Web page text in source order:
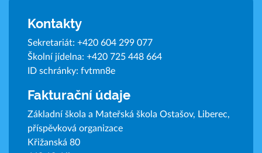
Kontakty
Sekretariát: +420 604 299 077
Školní jídelna: +420 725 448 664
ID schránky: fvtmn8e
Fakturační údaje
Základní škola a Mateřská škola Ostašov, Liberec,
příspěvková organizace
Křižanská 80